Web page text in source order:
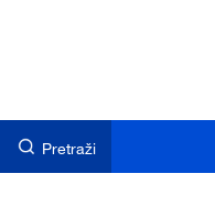
Pretraži